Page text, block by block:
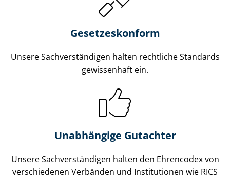
Gesetzes­konform
Unsere Sach­ver­stän­di­gen halten rechtliche Standards
gewissenhaft ein.
Unabhängige Gutachter
Unsere Sach­ver­stän­di­gen halten den Ehrencodex von
verschiedenen Verbänden und Institutionen wie RICS